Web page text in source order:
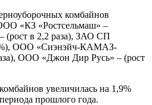
комбайнов
«КЗ «Ростсельмаш» –
в 2,2 раза), ЗАО СП
ООО «Сиэнэйч-КАМАЗ-
ООО «Джон Дир Русь» – (рост
увеличилась на 1,9%
прошлого года.